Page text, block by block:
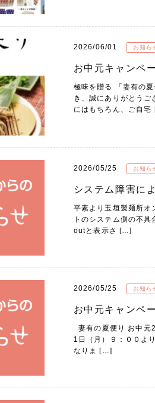
2026/06/01 お知ら
お中元キャンペ
極味を贈る 「妻有の
き、誠にありがとう
にはもちろん、ご自
2026/05/25 お知ら
システム障害に
平素より玉垣製麺所
トのシステム側の不
outと表示さ […]
2026/05/25 お知ら
お中元キャンペ
妻有の夏便り お中元
1日（月）９：００よ
なりま […]